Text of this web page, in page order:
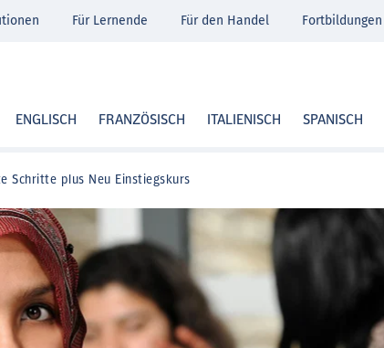
ENGLISCH FRANZÖSISCH ITALIENISCH SPANISCH
Für Lernende Für den Handel Fortbildungen
Schritte plus Neu Einstiegskurs